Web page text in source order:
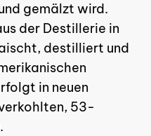
sich keine
gemälzt wird.
der Destillerie in
destilliert und
in neuen
53-